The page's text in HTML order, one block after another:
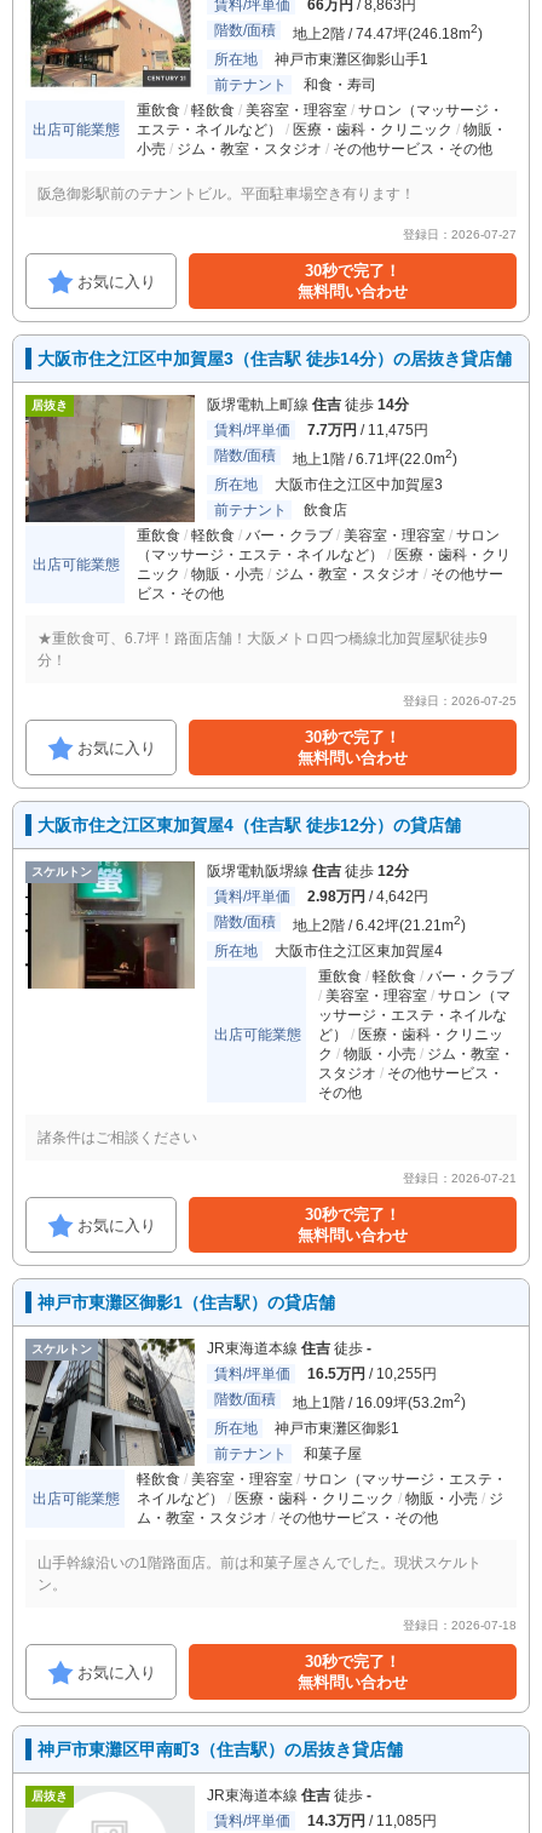
賃料/坪単価
66万円 / 8,863円
階数/面積
地上2階 / 74.47坪(246.18m2)
所在地
神戸市東灘区御影山手1
前テナント
和食・寿司
出店可能業態
重飲食 軽飲食 美容室・理容室
サロン（マッサージ・
エステ・ネイルなど）
医療・歯科・クリニック
物販・
小売
ジム・教室・スタジオ その他サービス・その他
阪急御影駅前のテナントビル。平面駐車場空き有ります！
登録日：2026-07-27
お気に入り
30秒で完了！
無料問い合わせ
大阪市住之江区中加賀屋3（住吉駅 徒歩14分）の居抜き貸店舗
居抜き 阪堺電軌上町線 住吉 徒歩 14分
賃料/坪単価
7.7万円 / 11,475円
階数/面積
地上1階 / 6.71坪(22.0m2)
所在地
大阪市住之江区中加賀屋3
前テナント
飲食店
出店可能業態
重飲食 軽飲食 バー・クラブ 美容室・理容室
サロン
（マッサージ・エステ・ネイルなど）
医療・歯科・クリ
ニック
物販・小売 ジム・教室・スタジオ
その他サー
ビス・その他
★重飲食可、6.7坪！路面店舗！大阪メトロ四つ橋線北加賀屋駅徒歩9
分！
登録日：2026-07-25
お気に入り
30秒で完了！
無料問い合わせ
大阪市住之江区東加賀屋4（住吉駅 徒歩12分）の貸店舗
スケルトン 阪堺電軌阪堺線 住吉 徒歩 12分
賃料/坪単価
2.98万円 / 4,642円
階数/面積
地上2階 / 6.42坪(21.21m2)
所在地
大阪市住之江区東加賀屋4
出店可能業態
重飲食 軽飲食
バー・クラブ
美容室・理容室
サロン（マ
ッサージ・エステ・ネイルな
ど）
医療・歯科・クリニッ
ク
物販・小売
ジム・教室・
スタジオ
その他サービス・
その他
諸条件はご相談ください
登録日：2026-07-21
お気に入り
30秒で完了！
無料問い合わせ
神戸市東灘区御影1（住吉駅）の貸店舗
スケルトン JR東海道本線 住吉 徒歩 -
賃料/坪単価
16.5万円 / 10,255円
階数/面積
地上1階 / 16.09坪(53.2m2)
所在地
神戸市東灘区御影1
前テナント
和菓子屋
出店可能業態
軽飲食 美容室・理容室
サロン（マッサージ・エステ・
ネイルなど）
医療・歯科・クリニック 物販・小売
ジ
ム・教室・スタジオ
その他サービス・その他
山手幹線沿いの1階路面店。前は和菓子屋さんでした。現状スケルト
ン。
登録日：2026-07-18
お気に入り
30秒で完了！
無料問い合わせ
神戸市東灘区甲南町3（住吉駅）の居抜き貸店舗
居抜き JR東海道本線 住吉 徒歩 -
賃料/坪単価
14.3万円 / 11,085円